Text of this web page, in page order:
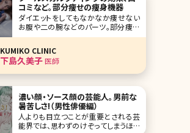
コミなど。部分痩せの痩身機器
ダイエットをしてもなかなか痩せない
お腹や二の腕などのパーツ。部分痩せ
を叶えるには脂肪吸引が手っ取り早い
が強いといったイメージがあり怖くて
受けられないという方も多いのではな
いでしょうか。“切らない脂肪吸引”には
KUMIKO CLINIC
下島久美子医師
濃い顔・ソース顔の芸能人。男前な
暑苦しさ!（男性俳優編）
人よりも目立つことが重要とされる芸
能界では、思わずのけぞってしまうほど